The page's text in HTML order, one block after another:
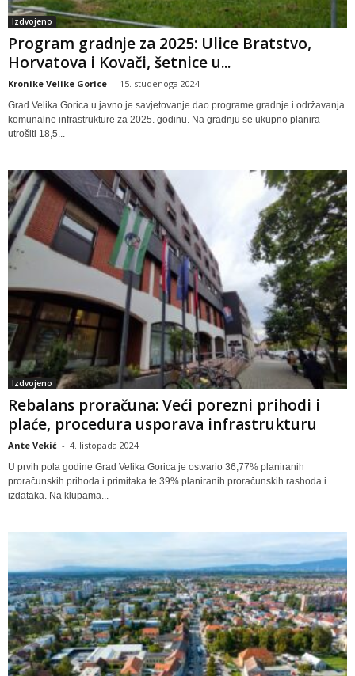
Izdvojeno
Program gradnje za 2025: Ulice Bratstvo,
Horvatova i Kovači, šetnice u...
Kronike Velike Gorice - 15. studenoga 2024
Grad Velika Gorica u javno je savjetovanje dao programe gradnje i održavanja
komunalne infrastrukture za 2025. godinu. Na gradnju se ukupno planira
utrošiti 18,5...
Izdvojeno
Rebalans proračuna: Veći porezni prihodi i
plaće, procedura usporava infrastrukturu
Ante Vekić - 4. listopada 2024
U prvih pola godine Grad Velika Gorica je ostvario 36,77% planiranih
proračunskih prihoda i primitaka te 39% planiranih proračunskih rashoda i
izdataka. Na klupama...